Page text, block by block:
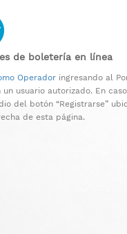
de boletería en línea
Operadoringresando al
usuario autorizado. En
del botón “Registrarse”
de esta página.